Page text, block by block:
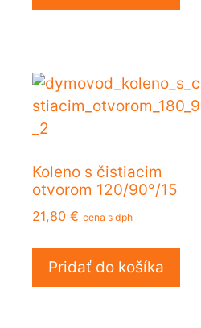
Koleno s čistiacim
otvorom 120/90°/15
21,80 € cena s dph
Pridať do košíka